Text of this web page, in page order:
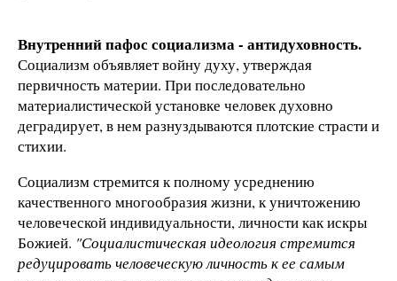
Внутренний пафос социализма - антидуховность.
Социализм объявляет войну духу, утверждая
первичность материи. При последовательно
материалистической установке человек духовно
деградирует, в нем разнуздываются плотские страсти и
стихии.
Социализм стремится к полному усреднению
качественного многообразия жизни, к уничтожению
человеческой индивидуальности, личности как искры
Божией. "Социалистическая идеология стремится
редуцировать человеческую личность к ее самым